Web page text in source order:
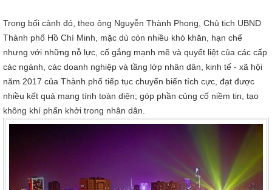
Trong bối cảnh đó, theo ông Nguyễn Thành Phong, Chủ tịch UBND
Thành phố Hồ Chí Minh, mặc dù còn nhiều khó khăn, hạn chế
nhưng với những nỗ lực, cố gắng mạnh mẽ và quyết liệt của các cấp
các ngành, các doanh nghiệp và tầng lớp nhân dân, kinh tế - xã hội
năm 2017 của Thành phố tiếp tục chuyển biến tích cực, đạt được
nhiều kết quả mang tính toàn diện; góp phần củng cố niềm tin, tạo
không khí phấn khởi trong nhân dân.